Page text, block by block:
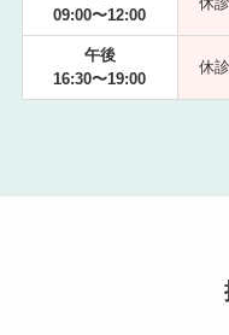
09:00〜12:00
午後
16:30〜19:00
休診